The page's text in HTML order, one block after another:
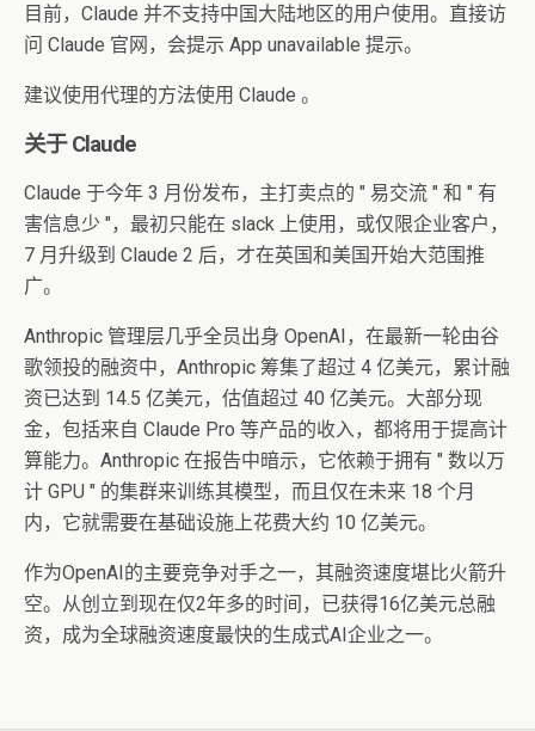
目前，Claude 并不支持中国大陆地区的用户使用。直接访
问 Claude 官网，会提示 App unavailable 提示。
建议使用代理的方法使用 Claude 。
关于 Claude
Claude 于今年 3 月份发布，主打卖点的 " 易交流 " 和 " 有
害信息少 "，最初只能在 slack 上使用，或仅限企业客户，
7 月升级到 Claude 2 后，才在英国和美国开始大范围推
广。
Anthropic 管理层几乎全员出身 OpenAI，在最新一轮由谷
歌领投的融资中，Anthropic 筹集了超过 4 亿美元，累计融
资已达到 14.5 亿美元，估值超过 40 亿美元。大部分现
金，包括来自 Claude Pro 等产品的收入，都将用于提高计
算能力。Anthropic 在报告中暗示，它依赖于拥有 " 数以万
计 GPU " 的集群来训练其模型，而且仅在未来 18 个月
内，它就需要在基础设施上花费大约 10 亿美元。
作为OpenAI的主要竞争对手之一，其融资速度堪比火箭升
空。从创立到现在仅2年多的时间，已获得16亿美元总融
资，成为全球融资速度最快的生成式AI企业之一。